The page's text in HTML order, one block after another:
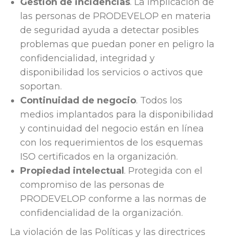
las personas de PRODEVELOP en materia
de seguridad ayuda a detectar posibles
problemas que puedan poner en peligro la
confidencialidad, integridad y
disponibilidad los servicios o activos que
soportan.
Continuidad de negocio. Todos los
medios implantados para la disponibilidad
y continuidad del negocio están en línea
con los requerimientos de los esquemas
ISO certificados en la organización.
Propiedad intelectual . Protegida con el
compromiso de las personas de
PRODEVELOP conforme a las normas de
confidencialidad de la organización.
La violación de las Políticas y las directrices